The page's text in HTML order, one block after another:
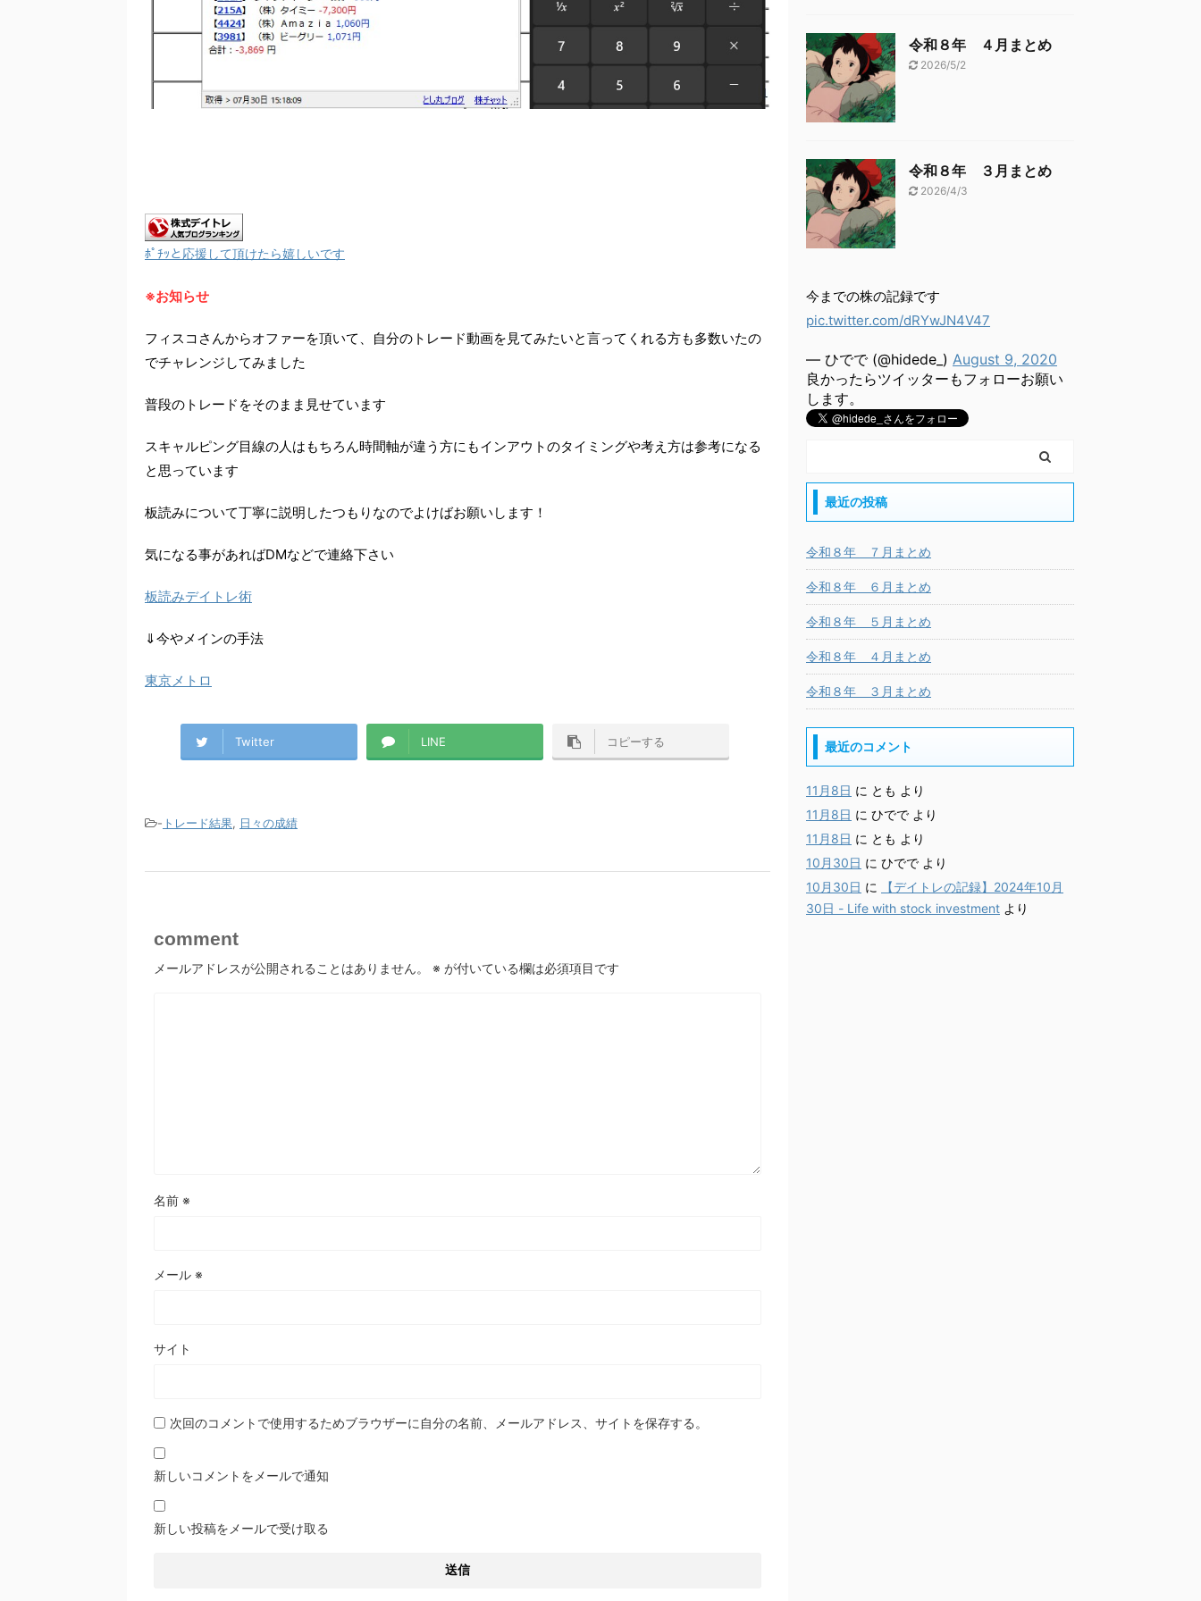
ﾎﾟﾁｯと応援して頂けたら嬉しいです
※お知らせ
フィスコさんからオファーを頂いて、自分のトレード動画を見てみたいと言ってくれる方も多数いたの
でチャレンジしてみました
普段のトレードをそのまま見せています
スキャルピング目線の人はもちろん時間軸が違う方にもインアウトのタイミングや考え方は参考になる
と思っています
板読みについて丁寧に説明したつもりなのでよけばお願いします！
気になる事があればDMなどで連絡下さい
板読みデイトレ術
⇓今やメインの手法
東京メトロ
Twitter LINE コピーする
- トレード結果, 日々の成績
comment
メールアドレスが公開されることはありません。 ※ が付いている欄は必須項目です
名前 ※
メール ※
サイト
次回のコメントで使用するためブラウザーに自分の名前、メールアドレス、サイトを保存する。
新しいコメントをメールで通知
新しい投稿をメールで受け取る
令和８年 ４月まとめ
2026/5/2
令和８年 ３月まとめ
2026/4/3
今までの株の記録です
pic.twitter.com/dRYwJN4V47
— ひでで (@hidede_) August 9, 2020
良かったらツイッターもフォローお願い
します。
最近の投稿
令和８年 ７月まとめ
令和８年 ６月まとめ
令和８年 ５月まとめ
令和８年 ４月まとめ
令和８年 ３月まとめ
最近のコメント
11月8日 に とも より
11月8日 に ひでで より
11月8日 に とも より
10月30日 に ひでで より
10月30日 に
【デイトレの記録】2024年10月
30日 - Life with stock investment より